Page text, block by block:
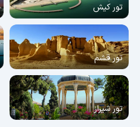
تور کیش
تور قشم
تور شیراز